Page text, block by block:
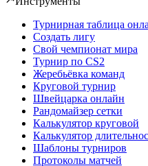
Турнирная таблица
Создать лигу
Свой чемпионат мира
Турнир по CS2
Жеребьёвка команд
Круговой турнир
Швейцарка онлайн
Рандомайзер сетки
Калькулятор круговой
Калькулятор
Шаблоны турниров
Протоколы матчей